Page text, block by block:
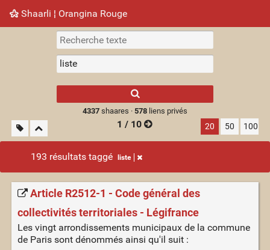
Shaarli ¦ Orangina Rouge
Nuage de tags Mur d'images
results.
4337shaares · 578liens privés
1 / 10 20 50 100
193 résultats taggé liste
Article R2512-1 - Code général des
collectivités territoriales - Légifrance
Les vingt arrondissements municipaux de la commune
de Paris sont dénommés ainsi qu'il suit :